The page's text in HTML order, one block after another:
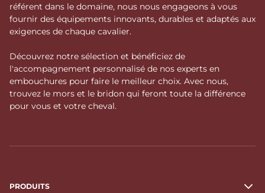
référent dans le domaine, nous nous engageons à vous
fournir des équipements innovants, durables et adaptés aux
exigences de chaque cavalier.
Découvrez notre sélection et bénéficiez de
l'accompagnement personnalisé de nos experts en
embouchures pour faire le meilleur choix. Avec nous,
trouvez le mors et le bridon qui feront toute la différence
pour vous et votre cheval.
PRODUITS